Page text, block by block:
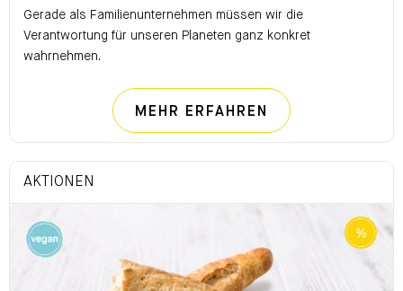
Gerade als Familienunternehmen müssen wir die
Verantwortung für unseren Planeten ganz konkret
wahrnehmen.
MEHR ERFAHREN NACHHALTIG
AKTIONEN